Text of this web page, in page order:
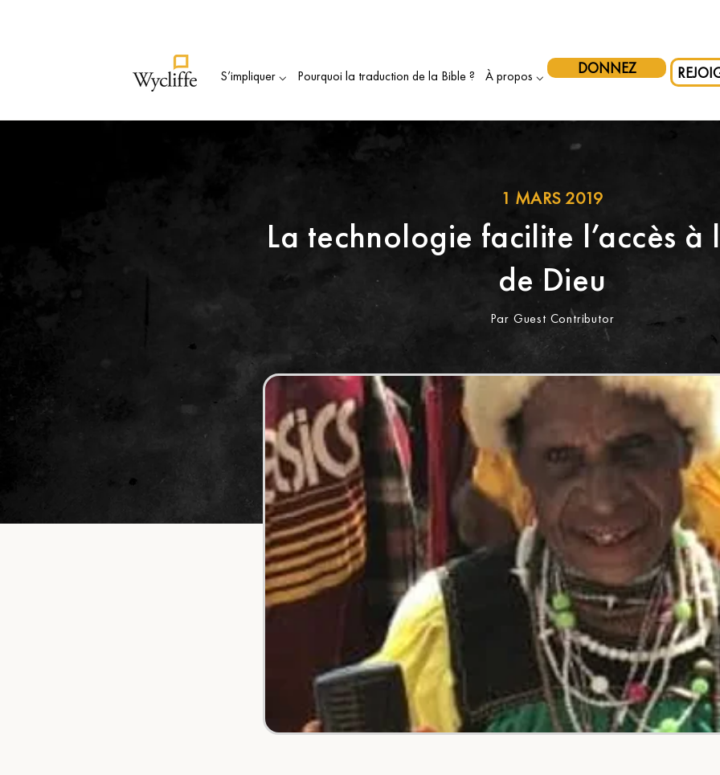
S’impliquer ⌵ Pourquoi la traduction de la Bible ? À propos ⌵ DONNEZ
1 MARS 2019
La technologie facilite l’accès à
de Dieu
Par Guest Contributor